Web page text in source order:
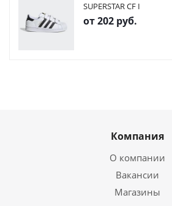
SUPERSTAR CF I
от202 руб.
Компания
О компании
Вакансии
Магазины